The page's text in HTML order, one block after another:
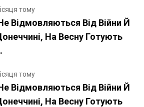
тому
Відмовляються Від Війни Й
На Весну Готують
тому
Відмовляються Від Війни Й
На Весну Готують